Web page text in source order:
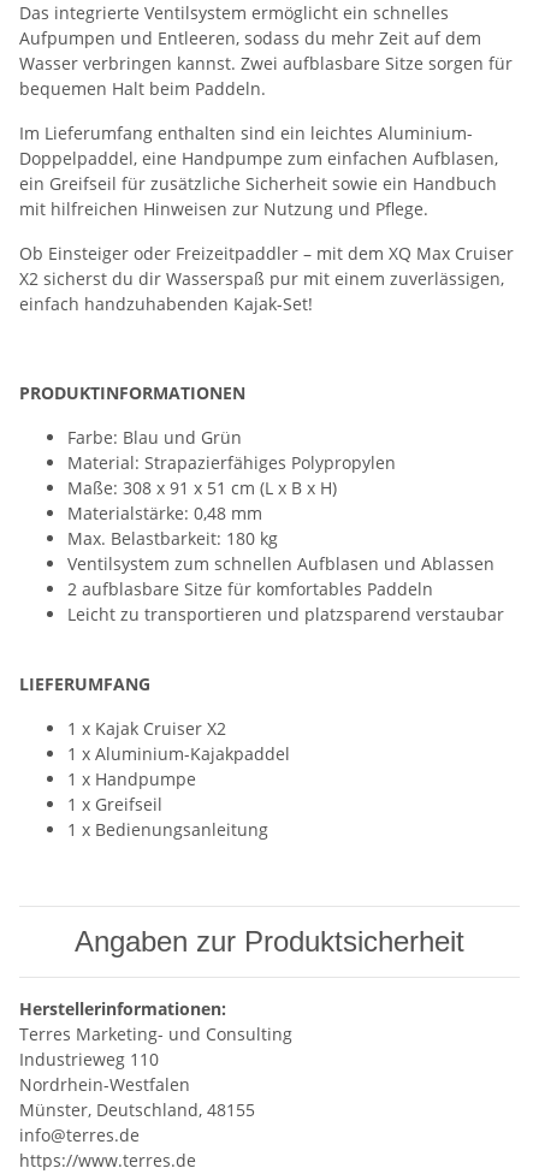
Das integrierte Ventilsystem ermöglicht ein schnelles
Aufpumpen und Entleeren, sodass du mehr Zeit auf dem
Wasser verbringen kannst. Zwei aufblasbare Sitze sorgen für
bequemen Halt beim Paddeln.
Im Lieferumfang enthalten sind ein leichtes Aluminium-
Doppelpaddel, eine Handpumpe zum einfachen Aufblasen,
ein Greifseil für zusätzliche Sicherheit sowie ein Handbuch
mit hilfreichen Hinweisen zur Nutzung und Pflege.
Ob Einsteiger oder Freizeitpaddler – mit dem XQ Max Cruiser
X2 sicherst du dir Wasserspaß pur mit einem zuverlässigen,
einfach handzuhabenden Kajak-Set!
PRODUKTINFORMATIONEN
Farbe: Blau und Grün
Material: Strapazierfähiges Polypropylen
Maße: 308 x 91 x 51 cm (L x B x H)
Materialstärke: 0,48 mm
Max. Belastbarkeit: 180 kg
Ventilsystem zum schnellen Aufblasen und Ablassen
2 aufblasbare Sitze für komfortables Paddeln
Leicht zu transportieren und platzsparend verstaubar
LIEFERUMFANG
1 x Kajak Cruiser X2
1 x Aluminium-Kajakpaddel
1 x Handpumpe
1 x Greifseil
1 x Bedienungsanleitung
Angaben zur Produktsicherheit
Herstellerinformationen:
Terres Marketing- und Consulting
Industrieweg 110
Nordrhein-Westfalen
Münster, Deutschland, 48155
info@terres.de
https://www.terres.de